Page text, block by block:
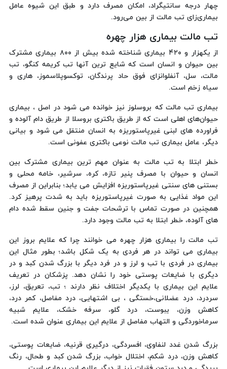
چهار درجه سانتیگراد، امکان مصرف دارد و طبق این شیوه عامل
بیماری‌زای تب مالت از بین می‌رود.
تب مالت بیماری هزار چهره
از یکهزار و ۴۲۰ بیماری شناخته شده بیش از ۸۰۰ بیماری مشترک
بین حیوان و انسان است که شایع ترین آنها تب کریمه کنگو، تب
مالت، سل، آنفلوانزای فوق حاد پرندگان، توکسوپلاسموز، هاری و
سیاه زخم است.
بیماری تب مالت که بروسلوز نیز خوانده می شود در اصل ، بیماری
حیوان‌های اهلی است که از طریق باکتری بروسلا از طریق دام آلوده و
فراورده های لبنی غیرپاستوریزه به انسان منتقل می شود و بیانی
دیگر، عامل بیماری تب مالت نوعی باکتری عفونی است.
خطر ابتلا به تب مالت به عنوان مهم ترین بیماری مشترک بین
انسان و حیوان با مصرف پنیر تازه، کره، سرشیر، خامه محلی و
بستنی های سنتی غیرپاستوریزه افزایش می یابد؛ بنابراین از مصرف
این مواد غذایی به صورت غیرپاستوریزه باید به شدت پرهیز کرد.
همچنین در صورت تماس با ترشحات جفت و جنین سقط شده دام
های آلوده، خطر ابتلا به تب مالت وجود دارد.
تب مالت را بیماری هزار چهره می خوانند چرا که علایم بروز این
بیماری می تواند در هر فردی به یک شکل باشد؛ بطور مثال این
بیماری در فردی با تب و لرز و در فرد دیگر با بزرگ شدن کبد و در
دیگری با ضایعات پوستی خود را نشان دهد. پزشکان در تعریف
علایم این بیماری با یکدیگر اختلاف نظر دارند ؛ تب، تعریق، لرز،
سردرد، درد عضلانی،خستگی ، بی اشتهایی، درد مفاصل، کمر درد،
کاهش وزن، یبوست، درد گلو، سرفه خشک، علایم شبیه
سرماخوردگی و التهاب مفاصل از علایم این بیماری عنوان شده است.
بزرگ شدن غدد لنفاوی، افسردگی، درگیری قرنیه، ضایعات پوستی،
کاهش وزن، درد شکم، اختلال خواب، بزرگ شدن کبد و طحال، رنگ